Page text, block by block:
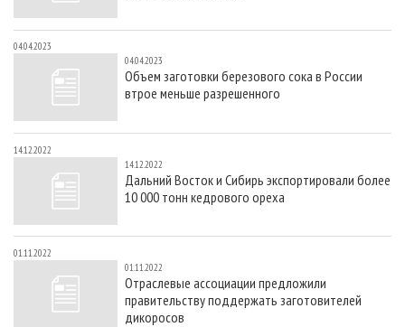
04.04.2023
04.04.2023
Объем заготовки березового сока в России
втрое меньше разрешенного
14.12.2022
14.12.2022
Дальний Восток и Сибирь экспортировали более
10 000 тонн кедрового ореха
01.11.2022
01.11.2022
Отраслевые ассоциации предложили
правительству поддержать заготовителей
дикоросов